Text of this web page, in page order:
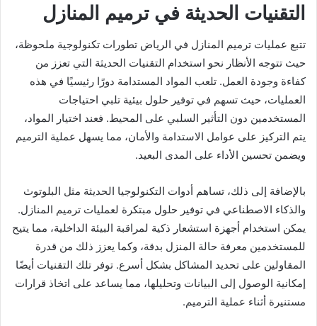
التقنيات الحديثة في ترميم المنازل
تتبع عمليات ترميم المنازل في الرياض تطورات تكنولوجية ملحوظة،
حيث تتوجه الأنظار نحو استخدام التقنيات الحديثة التي تعزز من
كفاءة وجودة العمل. تلعب المواد المستدامة دورًا رئيسيًا في هذه
العمليات، حيث تسهم في توفير حلول بيئية تلبي احتياجات
المستخدمين دون التأثير السلبي على المحيط. فعند اختيار المواد،
يتم التركيز على عوامل الاستدامة والأمان، مما يسهل عملية الترميم
ويضمن تحسين الأداء على المدى البعيد.
بالإضافة إلى ذلك، تساهم أدوات التكنولوجيا الحديثة مثل البلوتوث
والذكاء الاصطناعي في توفير حلول مبتكرة لعمليات ترميم المنازل.
يمكن استخدام أجهزة استشعار ذكية لمراقبة البيئة الداخلية، مما يتيح
للمستخدمين معرفة حالة المنزل بدقة، وكما يعزز ذلك من قدرة
المقاولين على تحديد المشاكل بشكل أسرع. توفر تلك التقنيات أيضًا
إمكانية الوصول إلى البيانات وتحليلها، مما يساعد على اتخاذ قرارات
مستنيرة أثناء عملية الترميم.